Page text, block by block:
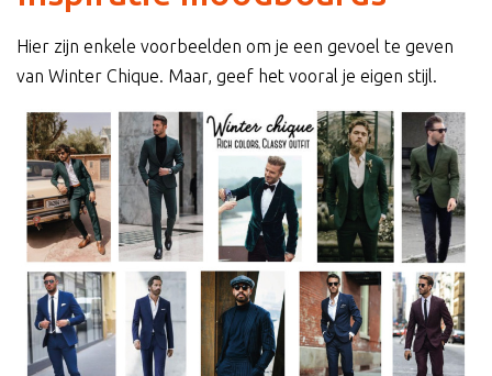
Hier zijn enkele voorbeelden om je een gevoel te geven
van Winter Chique. Maar, geef het vooral je eigen stijl.